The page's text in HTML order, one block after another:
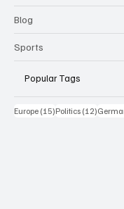
Blog
Sports
Popular Tags
Europe (15)15 Beiträge
Politics (12)12